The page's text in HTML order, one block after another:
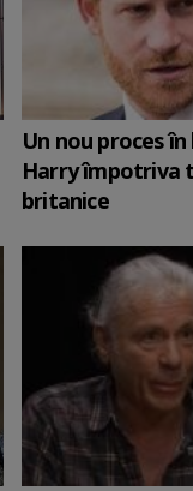
Un nou proces
Harry împotriva
britanice